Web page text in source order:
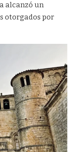
alcanzó un
otorgados por